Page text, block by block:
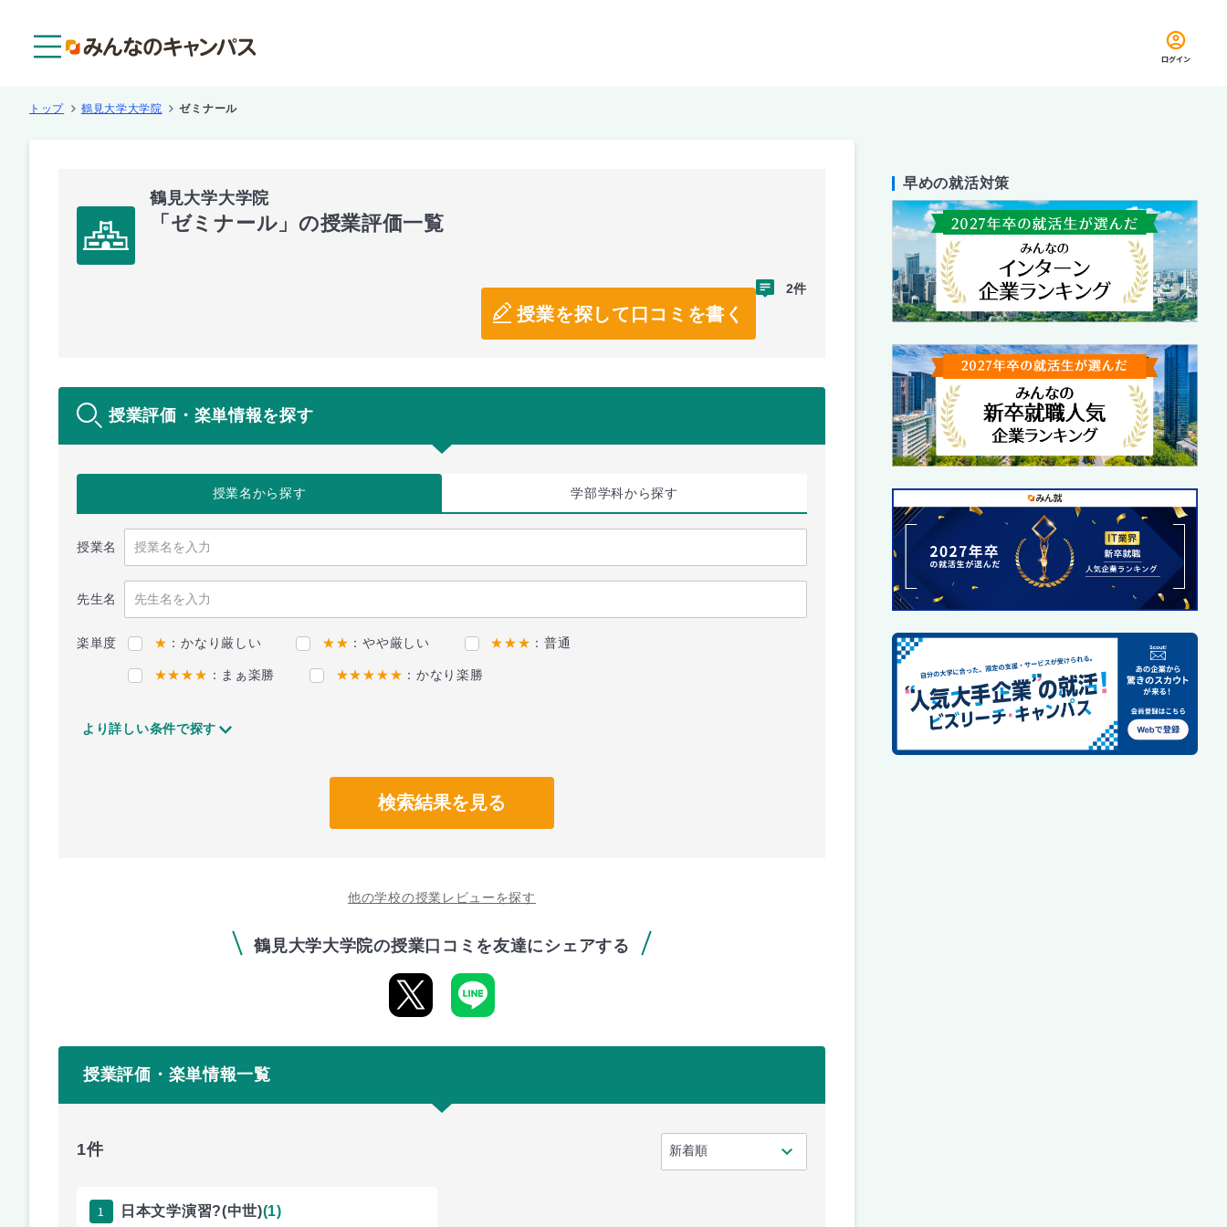
ログイン
トップ 鶴見大学大学院 ゼミナール
鶴見大学大学院
「ゼミナール」の授業評価一覧
授業を探して口コミを書く
2件
授業評価・楽単情報を探す
授業名から探す 学部学科から探す
授業名
先生名
楽単度 ★ ：かなり厳しい ★★ ：やや厳しい ★★★ ：普通
★★★★ ：まぁ楽勝 ★★★★★ ：かなり楽勝
より詳しい条件で探す
検索結果を見る
他の学校の授業レビューを探す
鶴見大学大学院の授業口コミを友達にシェアする
授業評価・楽単情報一覧
1件
1 日本文学演習?(中世)(1)
早めの就活対策